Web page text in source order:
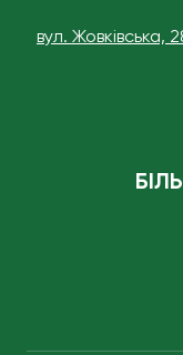
вул. Жовківська,